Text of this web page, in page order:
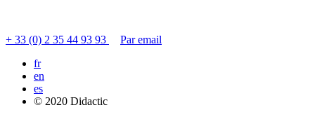
+ 33 (0) 2 35 44 93 93
Par email
fr
en
es
© 2020 Didactic